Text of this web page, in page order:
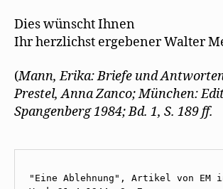
Dies wünscht Ihnen
Ihr herzlichst ergebener Walter
(Mann, Erika: Briefe und
Prestel, Anna Zanco; München:
Spangenberg 1984; Bd. 1, S. 189 ff.
"Eine Ablehnung", Artikel von